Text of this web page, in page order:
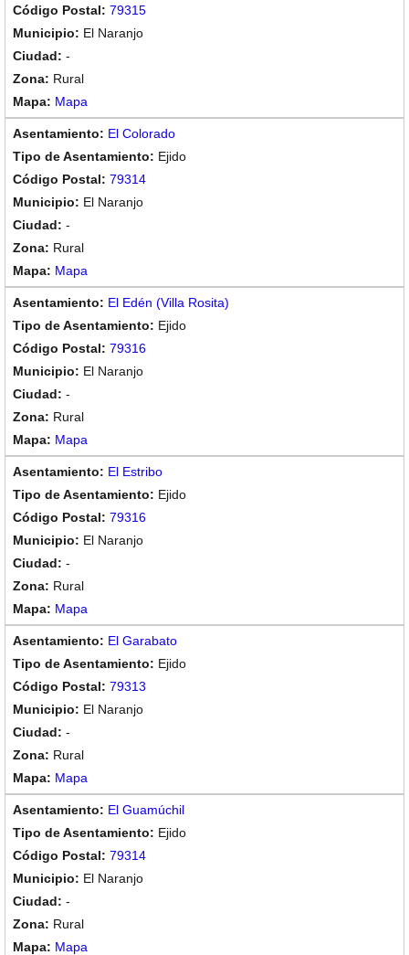
79315
El Naranjo
-
Rural
Mapa
El Colorado
Ejido
79314
El Naranjo
-
Rural
Mapa
El Edén (Villa Rosita)
Ejido
79316
El Naranjo
-
Rural
Mapa
El Estribo
Ejido
79316
El Naranjo
-
Rural
Mapa
El Garabato
Ejido
79313
El Naranjo
-
Rural
Mapa
El Guamúchil
Ejido
79314
El Naranjo
-
Rural
Mapa